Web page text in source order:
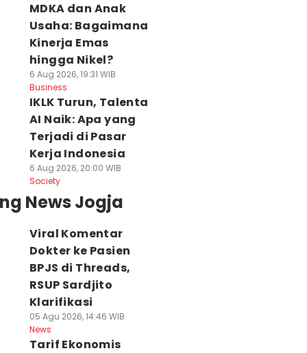
MDKA dan Anak
Usaha: Bagaimana
Kinerja Emas
hingga Nikel?
6 Aug 2026, 19:31 WIB
Business
IKLK Turun, Talenta
AI Naik: Apa yang
Terjadi di Pasar
Kerja Indonesia
6 Aug 2026, 20:00 WIB
Society
News Jogja
Viral Komentar
Dokter ke Pasien
BPJS di Threads,
RSUP Sardjito
Klarifikasi
05 Agu 2026, 14:46 WIB
News
Tarif Ekonomis